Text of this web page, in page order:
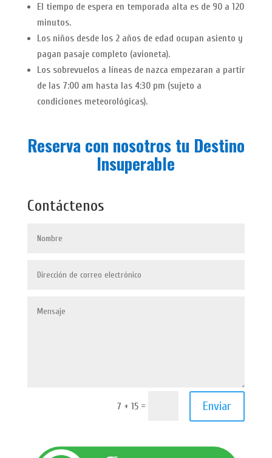
El tiempo de espera en temporada alta es de 90 a 120
minutos.
Los niños desde los 2 años de edad ocupan asiento y
pagan pasaje completo (avioneta).
Los sobrevuelos a líneas de nazca empezaran a partir
de las 7:00 am hasta las 4:30 pm (sujeto a
condiciones meteorológicas).
Reserva con nosotros tu Destino
Insuperable
Contáctenos
7 + 15 = Enviar